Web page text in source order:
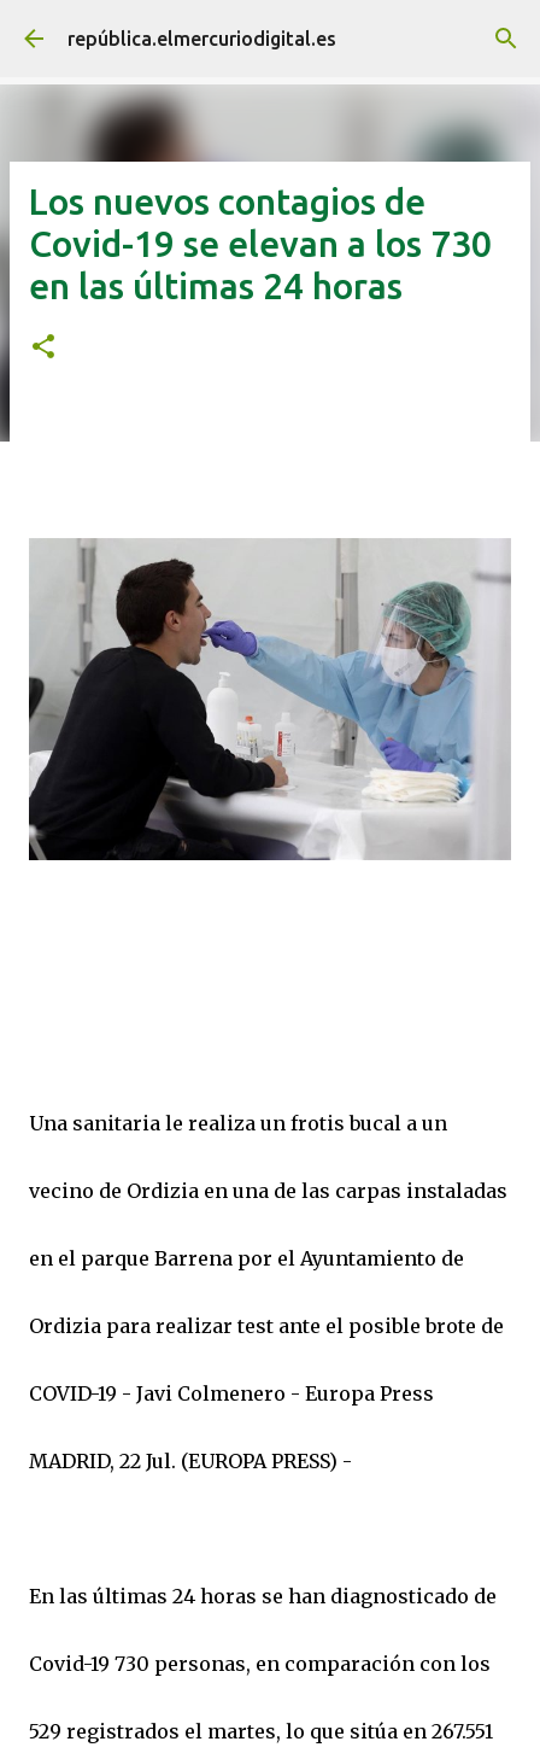
Ir al contenido principal
república.elmercuriodigital.es
Los nuevos contagios de
Covid-19 se elevan a los 730
en las últimas 24 horas
Una sanitaria le realiza un frotis bucal a un
vecino de Ordizia en una de las carpas instaladas
en el parque Barrena por el Ayuntamiento de
Ordizia para realizar test ante el posible brote de
COVID-19 - Javi Colmenero - Europa Press
MADRID, 22 Jul. (EUROPA PRESS) -
En las últimas 24 horas se han diagnosticado de
Covid-19 730 personas, en comparación con los
529 registrados el martes, lo que sitúa en 267.551